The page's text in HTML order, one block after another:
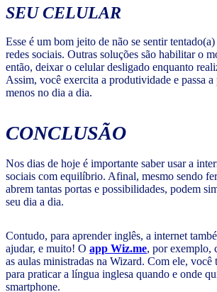
SEU CELULAR
Esse é um bom jeito de não se sentir tentado(a)
redes sociais. Outras soluções são habilitar o
então, deixar o celular desligado enquanto
Assim, você exercita a produtividade e passa a
menos no dia a dia.
CONCLUSÃO
Nos dias de hoje é importante saber usar a
sociais com equilíbrio. Afinal, mesmo sendo
abrem tantas portas e possibilidades, podem
seu dia a dia.
Contudo, para aprender inglês, a internet
ajudar, e muito! O app Wiz.me, por exemplo,
as aulas ministradas na Wizard. Com ele, você
para praticar a língua inglesa quando e onde
smartphone.